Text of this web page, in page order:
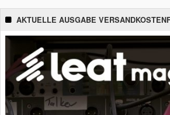
AKTUELLE AUSGABE